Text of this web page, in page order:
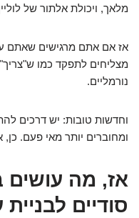
מלאך, ויכולת אלתור של
אז אם אתם מרגישים
מצליחים לתפקד כמו
נורמליים.
וחדשות טובות: יש דרכים
ומחוברים יותר מאי פעם.
סודיים לבניית